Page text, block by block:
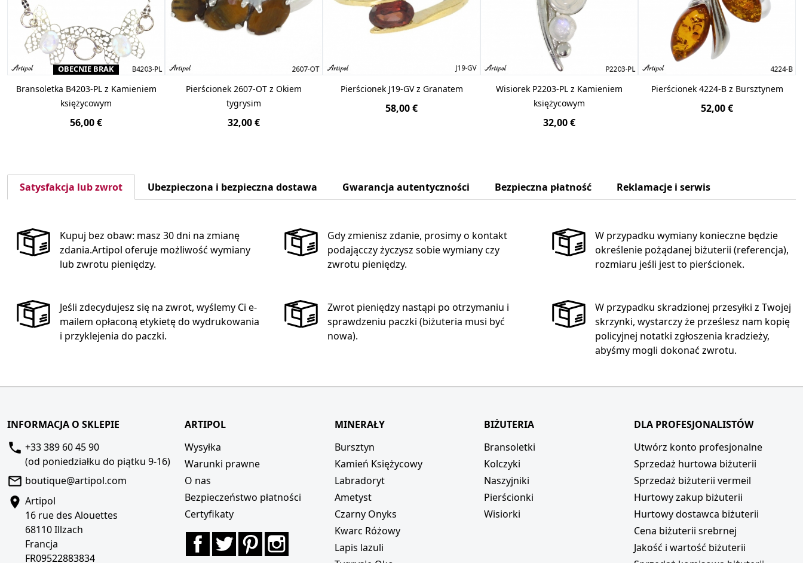
OBECNIE BRAK
Bransoletka B4203-PL z Kamieniem
księżycowym
56,00 €
Pierścionek 2607-OT z Okiem
tygrysim
32,00 €
Pierścionek J19-GV z Granatem
58,00 €
Wisiorek P2203-PL z Kamieniem
księżycowym
32,00 €
Pierścionek 4224-B z Bursztynem
52,00 €
Satysfakcja lub zwrot Ubezpieczona i bezpieczna dostawa Gwarancja autentyczności Bezpieczna płatność Reklamacje i serwis
Kupuj bez obaw: masz 30 dni na zmianę
zdania.Artipol oferuje możliwość wymiany
lub zwrotu pieniędzy.
Gdy zmienisz zdanie, prosimy o kontakt
podającczy życzysz sobie wymiany czy
zwrotu pieniędzy.
W przypadku wymiany konieczne będzie
określenie pożądanej biżuterii (referencja),
rozmiaru jeśli jest to pierścionek.
Jeśli zdecydujesz się na zwrot, wyślemy Ci e-
mailem opłaconą etykietę do wydrukowania
i przyklejenia do paczki.
Zwrot pieniędzy nastąpi po otrzymaniu i
sprawdzeniu paczki (biżuteria musi być
nowa).
W przypadku skradzionej przesyłki z Twojej
skrzynki, wystarczy że prześlesz nam kopię
policyjnej notatki zgłoszenia kradzieży,
abyśmy mogli dokonać zwrotu.
INFORMACJA O SKLEPIE
+33 389 60 45 90
(od poniedziałku do piątku 9-16)
boutique@artipol.com
Artipol
16 rue des Alouettes
68110 Illzach
Francja
FR09522883834
ARTIPOL
Wysyłka
Warunki prawne
O nas
Bezpieczeństwo płatności
Certyfikaty
FacebookTwitterPinterest
MINERAŁY
Bursztyn
Kamień Księżycowy
Labradoryt
Ametyst
Czarny Onyks
Kwarc Różowy
Lapis lazuli
BIŻUTERIA
Bransoletki
Kolczyki
Naszyjniki
Pierścionki
Wisiorki
DLA PROFESJONALISTÓW
Utwórz konto profesjonalne
Sprzedaż hurtowa biżuterii
Sprzedaż biżuterii vermeil
Hurtowy zakup biżuterii
Hurtowy dostawca biżuterii
Cena biżuterii srebrnej
Jakość i wartość biżuterii